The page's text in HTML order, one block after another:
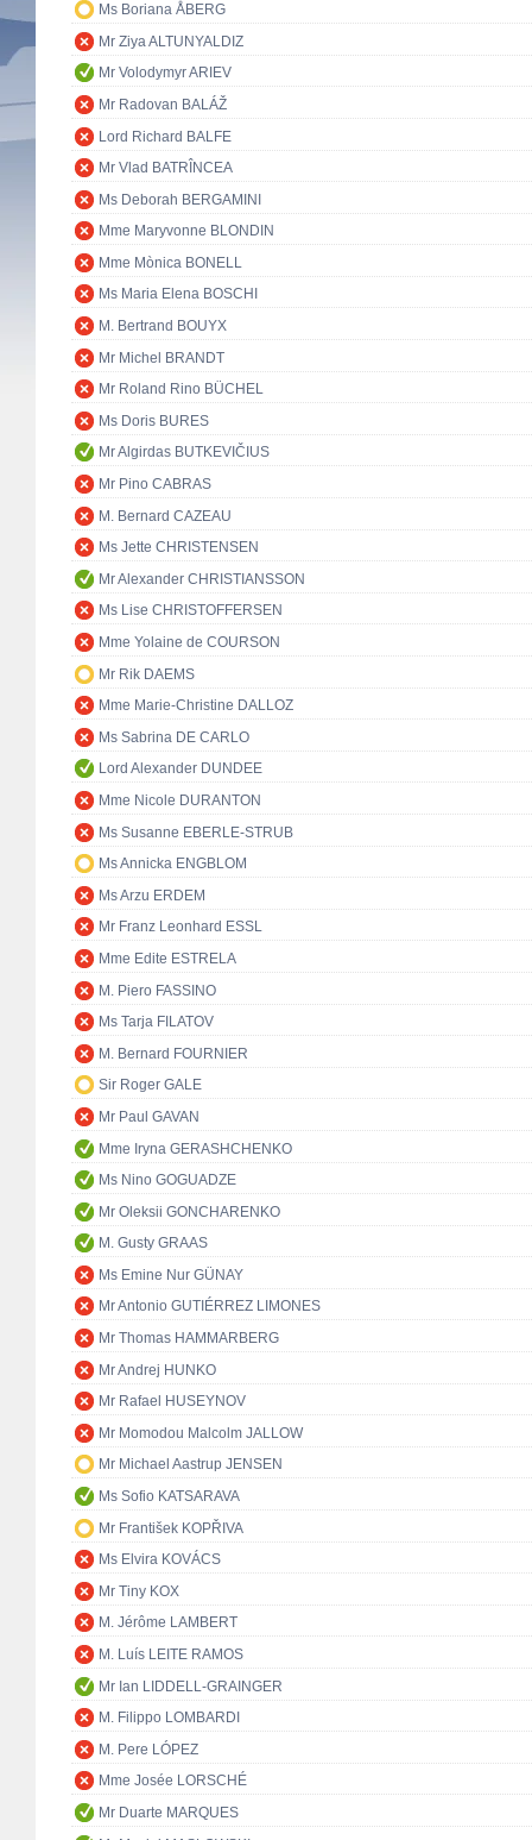
Ms Boriana ÅBERG
Mr Ziya ALTUNYALDIZ
Mr Volodymyr ARIEV
Mr Radovan BALÁŽ
Lord Richard BALFE
Mr Vlad BATRÎNCEA
Ms Deborah BERGAMINI
Mme Maryvonne BLONDIN
Mme Mònica BONELL
Ms Maria Elena BOSCHI
M. Bertrand BOUYX
Mr Michel BRANDT
Mr Roland Rino BÜCHEL
Ms Doris BURES
Mr Algirdas BUTKEVIČIUS
Mr Pino CABRAS
M. Bernard CAZEAU
Ms Jette CHRISTENSEN
Mr Alexander CHRISTIANSSON
Ms Lise CHRISTOFFERSEN
Mme Yolaine de COURSON
Mr Rik DAEMS
Mme Marie-Christine DALLOZ
Ms Sabrina DE CARLO
Lord Alexander DUNDEE
Mme Nicole DURANTON
Ms Susanne EBERLE-STRUB
Ms Annicka ENGBLOM
Ms Arzu ERDEM
Mr Franz Leonhard ESSL
Mme Edite ESTRELA
M. Piero FASSINO
Ms Tarja FILATOV
M. Bernard FOURNIER
Sir Roger GALE
Mr Paul GAVAN
Mme Iryna GERASHCHENKO
Ms Nino GOGUADZE
Mr Oleksii GONCHARENKO
M. Gusty GRAAS
Ms Emine Nur GÜNAY
Mr Antonio GUTIÉRREZ LIMONES
Mr Thomas HAMMARBERG
Mr Andrej HUNKO
Mr Rafael HUSEYNOV
Mr Momodou Malcolm JALLOW
Mr Michael Aastrup JENSEN
Ms Sofio KATSARAVA
Mr František KOPŘIVA
Ms Elvira KOVÁCS
Mr Tiny KOX
M. Jérôme LAMBERT
M. Luís LEITE RAMOS
Mr Ian LIDDELL-GRAINGER
M. Filippo LOMBARDI
M. Pere LÓPEZ
Mme Josée LORSCHÉ
Mr Duarte MARQUES